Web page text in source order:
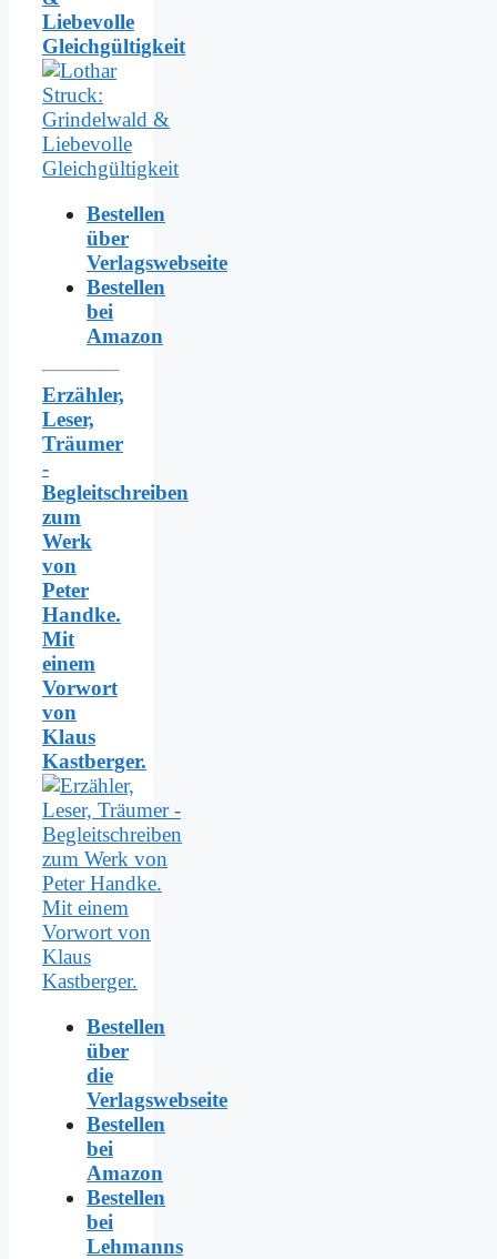
Liebevolle
Gleichgültigkeit
Bestellen
über
Verlagswebseite
Bestellen
bei
Amazon
Erzähler,
Leser,
Träumer
-
Begleitschreiben
zum
Werk
von
Peter
Handke.
Mit
einem
Vorwort
von
Klaus
Kastberger.
Bestellen
über
die
Verlagswebseite
Bestellen
bei
Amazon
Bestellen
bei
Lehmanns